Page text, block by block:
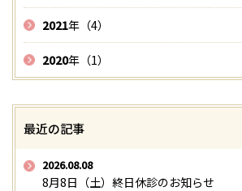
2021年（4）
2020年（1）
最近の記事
2026.08.08
8月8日（土）終日休診のお知らせ